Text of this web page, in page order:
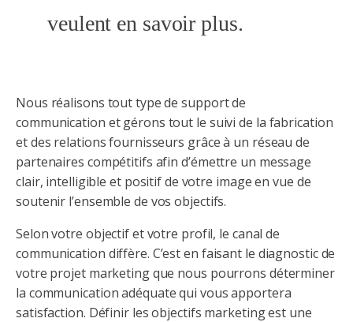
veulent en savoir plus.
Nous réalisons tout type de support de
communication et gérons tout le suivi de la fabrication
et des relations fournisseurs grâce à un réseau de
partenaires compétitifs afin d’émettre un message
clair, intelligible et positif de votre image en vue de
soutenir l’ensemble de vos objectifs.
Selon votre objectif et votre profil, le canal de
communication diffère. C’est en faisant le diagnostic de
votre projet marketing que nous pourrons déterminer
la communication adéquate qui vous apportera
satisfaction. Définir les objectifs marketing est une